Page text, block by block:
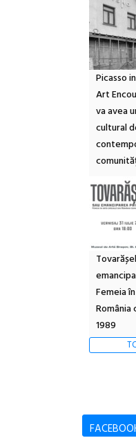
Picasso
Art
va avea
cultural
Femeia
România
1989